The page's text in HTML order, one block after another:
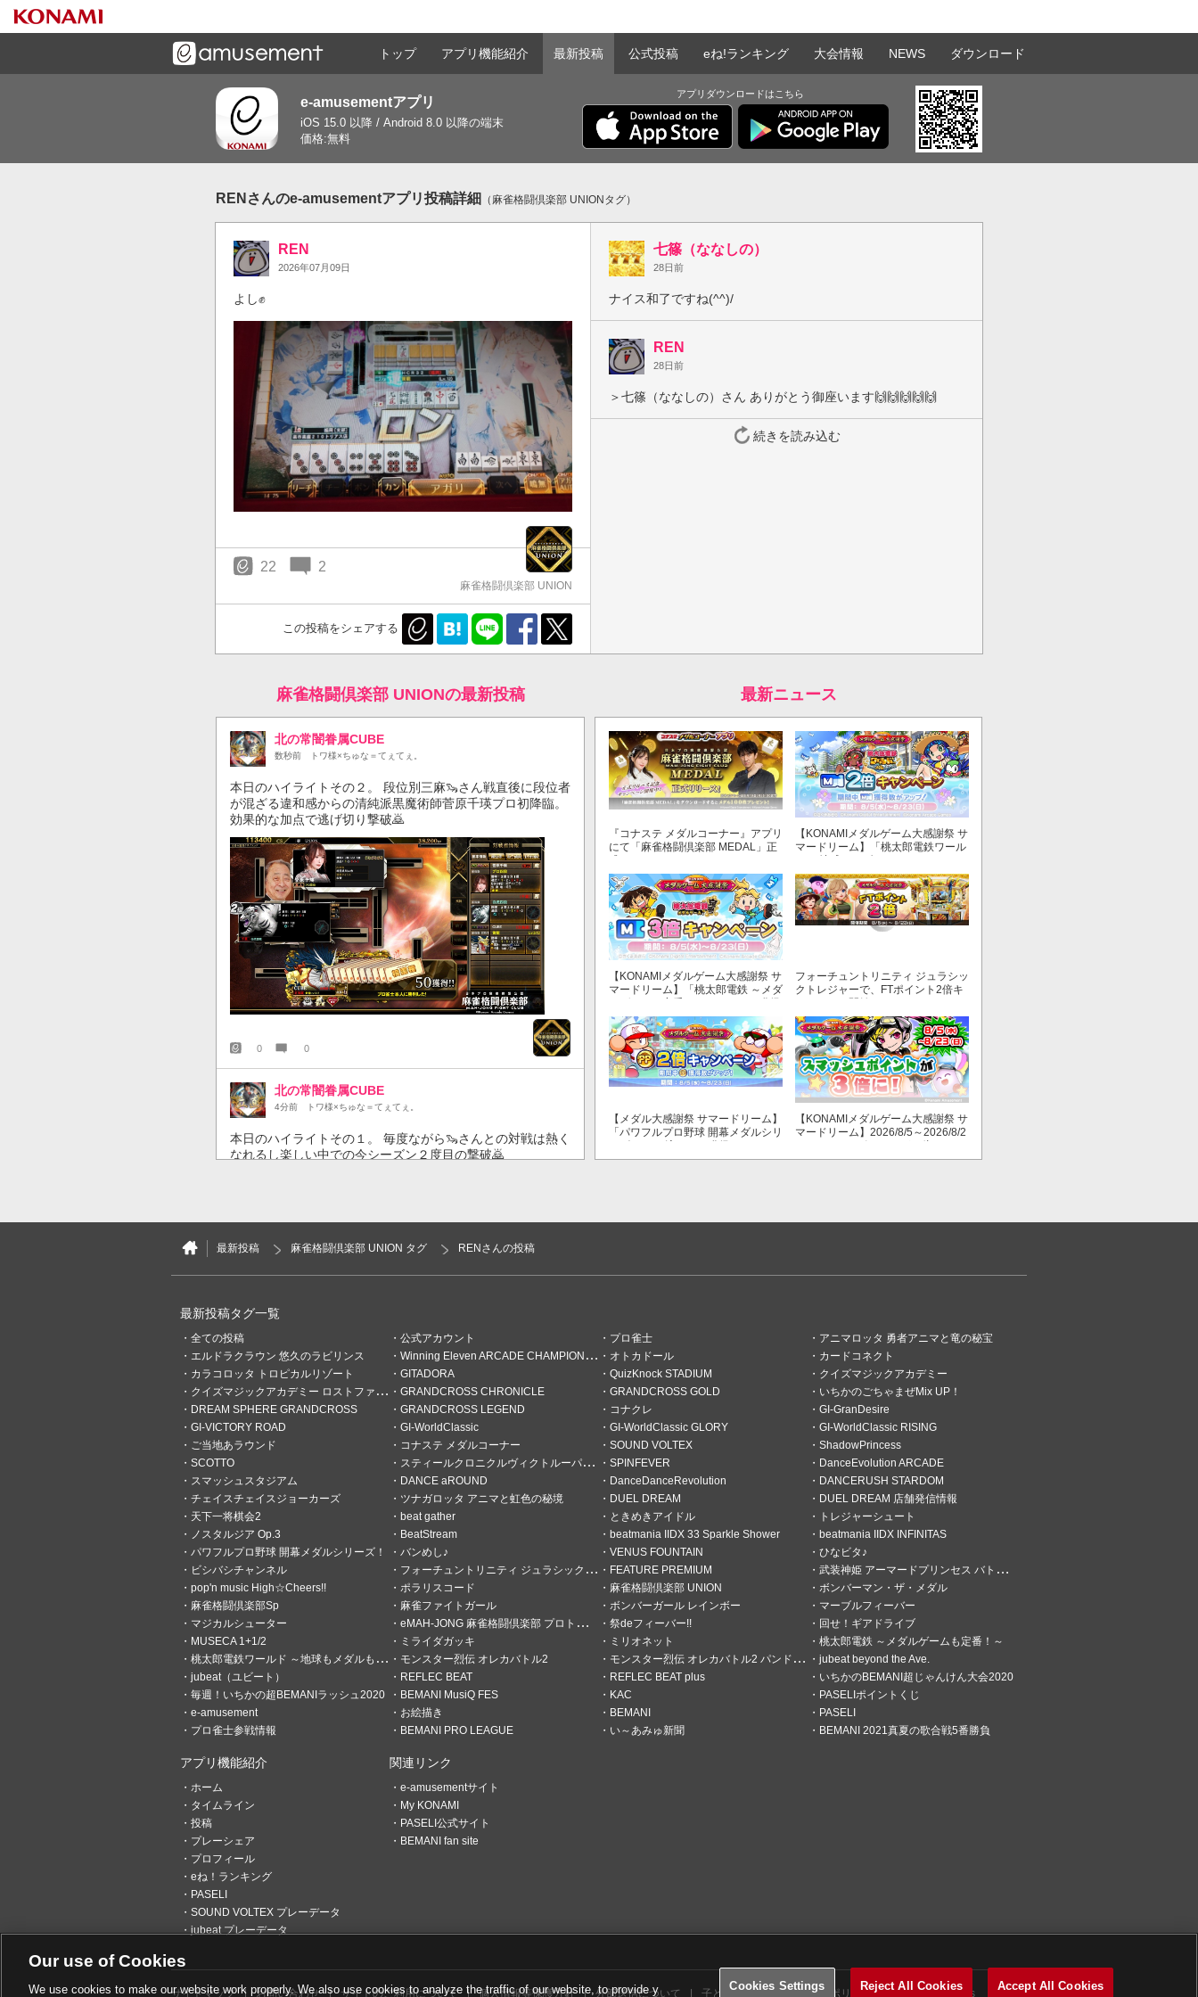
ゲームと連携したコミュニケーションアプリで
トップ アプリ機能紹介 最新投稿 公式投稿 eね!ランキング 大会情報 NEWS ダウンロード
e-amusementアプリ
iOS 15.0 以降 / Android 8.0 以降の端末
価格:無料
アプリダウンロードはこちら
RENさんのe-amusementアプリ投稿詳細 （麻雀格闘倶楽部 UNIONタグ）
REN
2026年07月09日
よし✊
22 2
麻雀格闘倶楽部 UNION
この投稿をシェアする
七篠（ななしの）
28日前
ナイス和了ですね(^^)/
REN
28日前
＞七篠（ななしの）さん ありがとう御座います🙌🙌🙌🙌🙌
続きを読み込む
麻雀格闘倶楽部 UNIONの最新投稿
北の常闇眷属CUBE
数秒前 トワ様×ちゅな＝てぇてぇ。
本日のハイライトその２。 段位別三麻🦦さん戦直後に段位者
が混ざる違和感からの清純派黒魔術師菅原千瑛プロ初降臨。
効果的な加点で逃げ切り撃破🙇
0 0
北の常闇眷属CUBE
4分前 トワ様×ちゅな＝てぇてぇ。
本日のハイライトその１。 毎度ながら🦦さんとの対戦は熱く
なれるし楽しい中での今シーズン２度目の撃破🙇
いしたん
4分前 麻雀格闘倶楽部メインで遊んでるよ☆
こんばんはm(_ _)m 半荘リーグはいまいちでしたが4回目の
お誕生日キリ番ゲット 今日はそれで満足です お疲れさまで
した そろそろ投票権をeね！をしてくれているプロに振り分
けも考えてはいるが 半荘メインの自分には半荘にさんかして
くれるプロが極端に少なく、マッチング率ほぼ0%に近い マ
ッチングにそこまでのこだわりは無いので投票してもとは思
いますが何か躊躇する自分がいる
最新ニュース
『コナステ メダルコーナー』アプリ
にて「麻雀格闘倶楽部 MEDAL」正
式リリース！
【KONAMIメダルゲーム大感謝祭 サ
マードリーム】「桃太郎電鉄ワール
ド ～地球もメダルもまわってる！
～」でマイル獲得数が2倍！
【KONAMIメダルゲーム大感謝祭 サ
マードリーム】「桃太郎電鉄 ～メダ
ルゲームも定番！～」でマイル獲得
数が3倍！
フォーチュントリニティ ジュラシッ
クトレジャーで、FTポイント2倍キ
ャンペーン開始！
【メダル大感謝祭 サマードリーム】
「パワフルプロ野球 開幕メダルシリ
ーズ！ 二刀流！」で獲得できるPP
が2倍！
【KONAMIメダルゲーム大感謝祭 サ
マードリーム】2026/8/5～2026/8/2
3 スマッシュポイントが３倍に！
最新投稿 麻雀格闘倶楽部 UNION タグ RENさんの投稿
最新投稿タグ一覧
全ての投稿 公式アカウント プロ雀士
アニマロッタ 勇者アニマと竜の秘宝
エルドラクラウン 悠久のラビリンス
Winning Eleven ARCADE CHAMPIONSHIP オトカドール
カードコネクト
カラコロッタ トロピカルリゾート
GITADORA QuizKnock STADIUM
クイズマジックアカデミー
クイズマジックアカデミー ロストファンタリウム
GRANDCROSS CHRONICLE GRANDCROSS GOLD
いちかのごちゃまぜMix UP！
DREAM SPHERE GRANDCROSS
GRANDCROSS LEGEND コナクレ
GI-GranDesire
GI-VICTORY ROAD
GI-WorldClassic GI-WorldClassic GLORY
GI-WorldClassic RISING
ご当地あラウンド
コナステ メダルコーナー SOUND VOLTEX
ShadowPrincess
SCOTTO
スティールクロニクルヴィクトルーパーズ SPINFEVER
DanceEvolution ARCADE
スマッシュスタジアム
DANCE aROUND DanceDanceRevolution
DANCERUSH STARDOM
チェイスチェイスジョーカーズ
ツナガロッタ アニマと虹色の秘境 DUEL DREAM
DUEL DREAM 店舗発信情報
天下一将棋会2
beat gather ときめきアイドル
トレジャーシュート
ノスタルジア Op.3
BeatStream beatmania IIDX 33 Sparkle Shower
beatmania IIDX INFINITAS
パワフルプロ野球 開幕メダルシリーズ！
バンめし♪ VENUS FOUNTAIN
ひなビタ♪
ビシバシチャンネル
フォーチュントリニティ ジュラシックトレジャー FEATURE PREMIUM
武装神姫 アーマードプリンセス バトルコンダクター
pop'n music High☆Cheers!!
ポラリスコード 麻雀格闘倶楽部 UNION
ボンバーマン・ザ・メダル
麻雀格闘倶楽部Sp
麻雀ファイトガール ボンバーガール レインボー
マーブルフィーバー
マジカルシューター
eMAH-JONG 麻雀格闘倶楽部 プロトーナメント 祭deフィーバー!!
回せ！ギアドライブ
MUSECA 1+1/2
ミライダガッキ ミリオネット
桃太郎電鉄 ～メダルゲームも定番！～
桃太郎電鉄ワールド ～地球もメダルもまわってる！～
モンスター烈伝 オレカバトル2 モンスター烈伝 オレカバトル2 パンドラのメダル
jubeat beyond the Ave.
jubeat（ユビート）
REFLEC BEAT REFLEC BEAT plus
いちかのBEMANI超じゃんけん大会2020
毎週！いちかの超BEMANIラッシュ2020
BEMANI MusiQ FES KAC
PASELIポイントくじ
e-amusement
お絵描き BEMANI
PASELI
プロ雀士参戦情報
BEMANI PRO LEAGUE い～あみゅ新聞 BEMANI 2021真夏の歌合戦5番勝負
アプリ機能紹介
ホーム
タイムライン
投稿
プレーシェア
プロフィール
eね！ランキング
PASELI
SOUND VOLTEX プレーデータ
jubeat プレーデータ
関連リンク
e-amusementサイト
My KONAMI
PASELI公式サイト
BEMANI fan site
サイトマップ お問い合わせ サイトのご利用について 個人情報等保護方針 外部送信について 子どもの安全基準に関するポリシー Cookies Settings
Our use of Cookies
We use cookies to make our website work properly. We also use cookies to analyze the traffic of our website, to provide y Cookies Settings Reject All Cookies Accept All Cookies